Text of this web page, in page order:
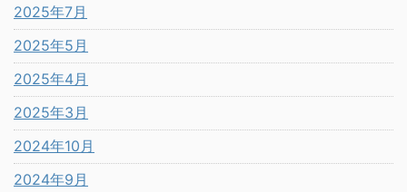
2025年7月
2025年5月
2025年4月
2025年3月
2024年10月
2024年9月